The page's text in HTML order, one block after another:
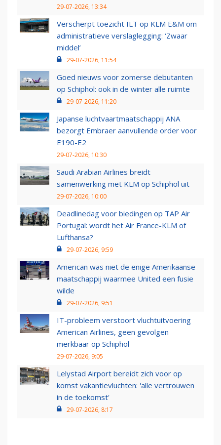
29-07-2026, 13:34
Verscherpt toezicht ILT op KLM E&M om
administratieve verslaglegging: ‘Zwaar
middel’
29-07-2026, 11:54
Goed nieuws voor zomerse debutanten
op Schiphol: ook in de winter alle ruimte
29-07-2026, 11:20
Japanse luchtvaartmaatschappij ANA
bezorgt Embraer aanvullende order voor
E190-E2
29-07-2026, 10:30
Saudi Arabian Airlines breidt
samenwerking met KLM op Schiphol uit
29-07-2026, 10:00
Deadlinedag voor biedingen op TAP Air
Portugal: wordt het Air France-KLM of
Lufthansa?
29-07-2026, 9:59
American was niet de enige Amerikaanse
maatschappij waarmee United een fusie
wilde
29-07-2026, 9:51
IT-probleem verstoort vluchtuitvoering
American Airlines, geen gevolgen
merkbaar op Schiphol
29-07-2026, 9:05
Lelystad Airport bereidt zich voor op
komst vakantievluchten: 'alle vertrouwen
in de toekomst'
29-07-2026, 8:17